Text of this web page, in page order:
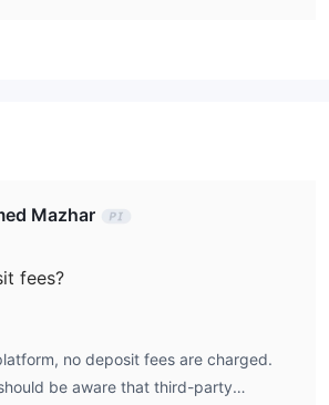
지를 제공합니다.
는레버리지조정의 영향을 받지 않습니다.
Mazhar
fees?
no deposit fees are charged.
be aware that third-party